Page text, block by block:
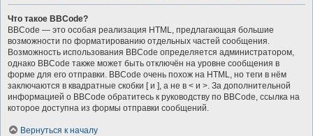
Что такое BBCode?
BBCode — это особая реализация HTML, предлагающая большие
возможности по форматированию отдельных частей сообщения.
Возможность использования BBCode определяется администратором,
однако BBCode также может быть отключён на уровне сообщения в
форме для его отправки. BBCode очень похож на HTML, но теги в нём
заключаются в квадратные скобки [ и ], а не в < и >. За дополнительной
информацией о BBCode обратитесь к руководству по BBCode, ссылка на
которое доступна из формы отправки сообщений.
Вернуться к началу